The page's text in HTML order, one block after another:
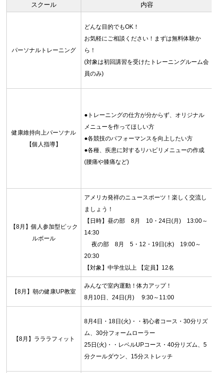
スクール 内容
パーソナルトレーニング
どんな目的でもOK！
お気軽にご相談ください！まずは無料体験か
ら！
(対象は初回講習を受けたトレーニングルーム会
員のみ)
健康維持向上パーソナル
【個人指導】
●トレーニングの仕方が分からず、オリジナル
メニューを作ってほしい方
●各競技のパフォーマンスを向上したい方
●各種、疾患に対するリハビリメニューの作成
(腰痛や膝痛など)
【8月】個人参加型ピック
ルボール
アメリカ発祥のニュースポーツ！楽しく交流し
ましょう！
【日時】昼の部 8月 10・24日(月) 13:00～
14:30
夜の部 8月 5・12・19日(水) 19:00～
20:30
【対象】中学生以上 【定員】12名
【8月】朝の健康UP教室
みんなで室内運動！体力アップ！
8月10日、24日(月) 9:30～11:00
【8月】ラララフィット
8月4日・18日(火)・・初心者コース・30分リズ
ム、30分フォームローラー
25日(火)・・レベルUPコース・40分リズム、5
分クールダウン、15分ストレッチ